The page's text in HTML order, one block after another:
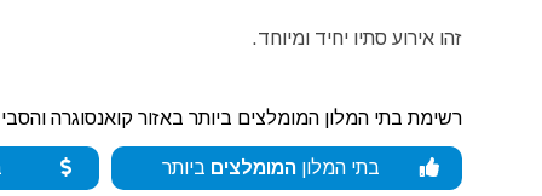
זהו אירוע סתיו יחיד ומיוחד.
רשימת בתי המלון המומלצים ביותר באזור קואנסוגרה
בתי המלון המומלצים ביותר